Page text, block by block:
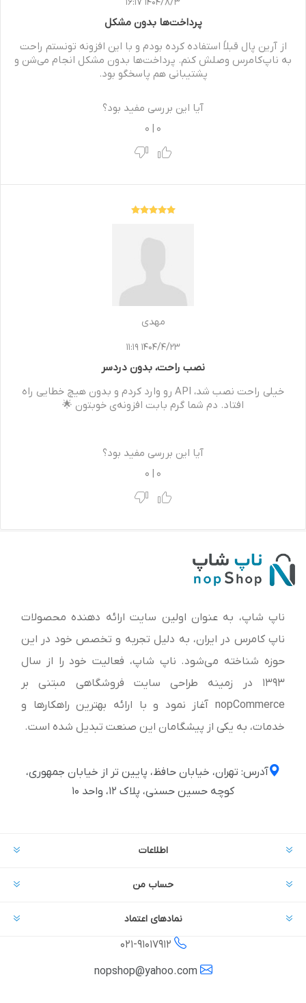
پرداخت‌ها بدون مشکل
از آرین پال قبلاً استفاده کرده بودم و با این افزونه تونستم راحت
به ناپ‌کامرس وصلش کنم. پرداخت‌ها بدون مشکل انجام می‌شن و
پشتیبانی هم پاسخگو بود.
آیا این بررسی مفید بود؟
0
|
0
مهدی
1404/4/23 11:19
نصب راحت، بدون دردسر
خیلی راحت نصب شد، API رو وارد کردم و بدون هیچ خطایی راه
افتاد. دم شما گرم بابت افزونه‌ی خوبتون 🌟
آیا این بررسی مفید بود؟
0
|
0
ناپ شاپ، به عنوان اولین سایت ارائه‌ دهنده محصولات
ناپ کامرس در ایران، به دلیل تجربه و تخصص خود در این
حوزه شناخته می‌شود. ناپ شاپ، فعالیت خود را از سال
1393 در زمینه طراحی سایت فروشگاهی مبتنی بر
nopCommerce آغاز نمود و با ارائه بهترین راهکارها و
خدمات، به یکی از پیشگامان این صنعت تبدیل شده است.
آدرس: تهران، خیابان حافظ، پایین تر از خیابان جمهوری،
کوچه حسین حسنی، پلاک ۱۲، واحد ۱۰
اطلاعات
حساب من
نمادهای اعتماد
021-91017912